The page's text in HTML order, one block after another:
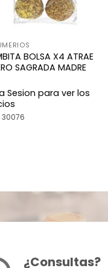
BOLSA X4 ATRAE
SAGRADA MADRE
Sesion para ver los
30076
¿Consultas?